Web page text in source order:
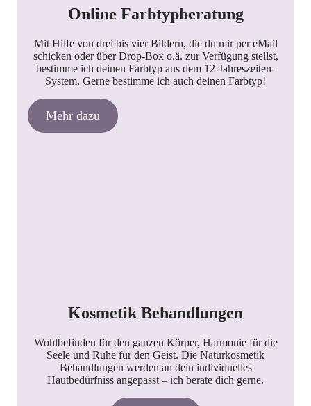
Online Farbtypberatung
Mit Hilfe von drei bis vier Bildern, die du mir per eMail
schicken oder über Drop-Box o.ä. zur Verfügung stellst,
bestimme ich deinen Farbtyp aus dem 12-Jahreszeiten-
System. Gerne bestimme ich auch deinen Farbtyp!
Mehr dazu
Kosmetik Behandlungen
Wohlbefinden für den ganzen Körper, Harmonie für die
Seele und Ruhe für den Geist. Die Naturkosmetik
Behandlungen werden an dein individuelles
Hautbedürfniss angepasst – ich berate dich gerne.